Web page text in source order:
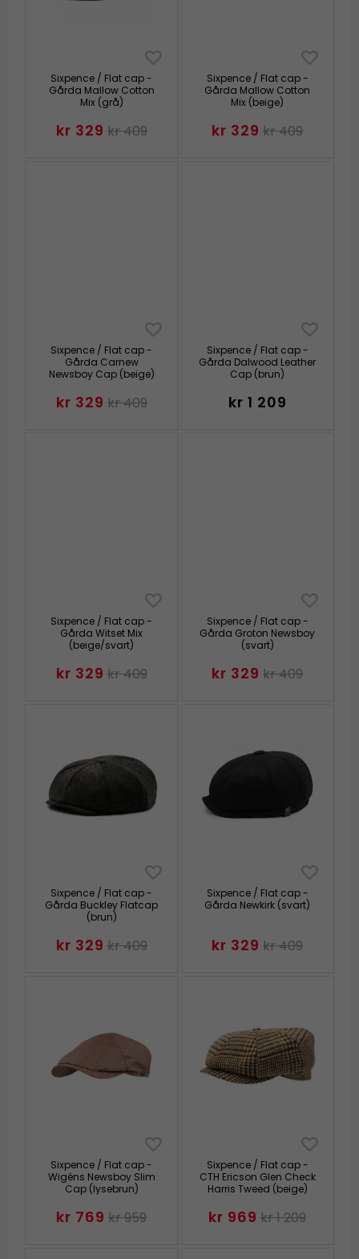
Sixpence / Flat cap -
Gårda Mallow Cotton
Mix (grå)
kr 329 kr 409
Sixpence / Flat cap -
Gårda Mallow Cotton
Mix (beige)
kr 329 kr 409
Sixpence / Flat cap -
Gårda Carnew
Newsboy Cap (beige)
kr 329 kr 409
Sixpence / Flat cap -
Gårda Dalwood Leather
Cap (brun)
kr 1 209
Sixpence / Flat cap -
Gårda Witset Mix
(beige/svart)
kr 329 kr 409
Sixpence / Flat cap -
Gårda Groton Newsboy
(svart)
kr 329 kr 409
Sixpence / Flat cap -
Gårda Buckley Flatcap
(brun)
kr 329 kr 409
Sixpence / Flat cap -
Gårda Newkirk (svart)
kr 329 kr 409
Sixpence / Flat cap -
Wigéns Newsboy Slim
Cap (lysebrun)
kr 769 kr 959
Sixpence / Flat cap -
CTH Ericson Glen Check
Harris Tweed (beige)
kr 969 kr 1 209